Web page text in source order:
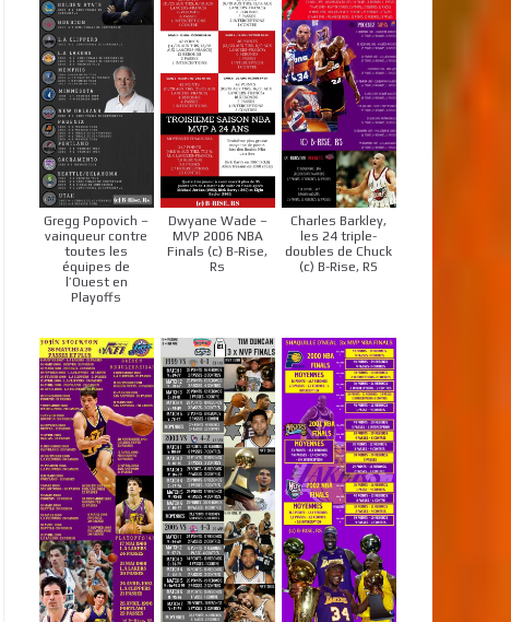
Gregg Popovich –
vainqueur contre
toutes les
équipes de
l’Ouest en
Playoffs
Dwyane Wade –
MVP 2006 NBA
Finals (c) B-Rise,
Rs
Charles Barkley,
les 24 triple-
doubles de Chuck
(c) B-Rise, RS